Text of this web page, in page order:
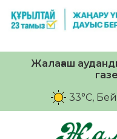
Жалағаш
33°C,